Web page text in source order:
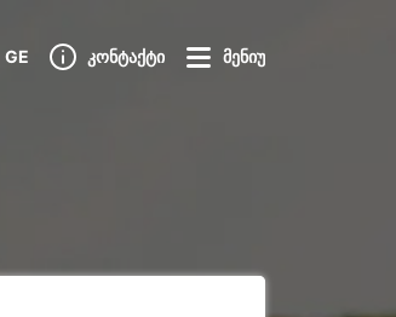
GE კონტაქტი მენიუ